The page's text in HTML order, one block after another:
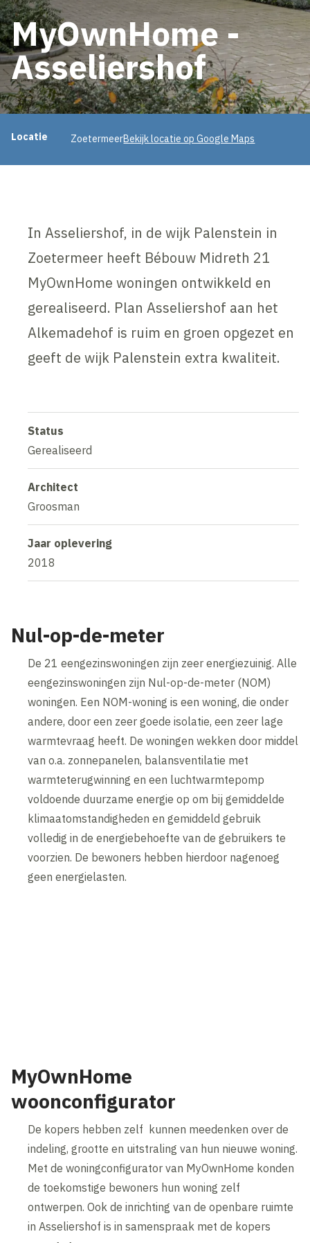
g
MyOwnHome -
Asseliershof
Projectinformatie
Locatie ZoetermeerBekijk locatie op Google Maps
In Asseliershof, in de wijk Palenstein in
Zoetermeer heeft Bébouw Midreth 21
MyOwnHome woningen ontwikkeld en
gerealiseerd. Plan Asseliershof aan het
Alkemadehof is ruim en groen opgezet en
geeft de wijk Palenstein extra kwaliteit.
Status
Gerealiseerd
Architect
Groosman
Jaar oplevering
2018
Nul-op-de-meter
De 21 eengezinswoningen zijn zeer energiezuinig. Alle
eengezinswoningen zijn Nul-op-de-meter (NOM)
woningen. Een NOM-woning is een woning, die onder
andere, door een zeer goede isolatie, een zeer lage
warmtevraag heeft. De woningen wekken door middel
van o.a. zonnepanelen, balansventilatie met
warmteterugwinning en een luchtwarmtepomp
voldoende duurzame energie op om bij gemiddelde
klimaatomstandigheden en gemiddeld gebruik
volledig in de energiebehoefte van de gebruikers te
voorzien. De bewoners hebben hierdoor nagenoeg
geen energielasten.
Wijzig cookie instellingen
MyOwnHome
woonconfigurator
De kopers hebben zelf kunnen meedenken over de
indeling, grootte en uitstraling van hun nieuwe woning.
Met de woningconfigurator van MyOwnHome konden
de toekomstige bewoners hun woning zelf
ontwerpen. Ook de inrichting van de openbare ruimte
in Asseliershof is in samenspraak met de kopers